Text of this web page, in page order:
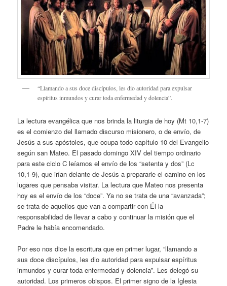
“Llamando a sus doce discípulos, les dio autoridad para expulsar
espíritus inmundos y curar toda enfermedad y dolencia”.
La lectura evangélica que nos brinda la liturgia de hoy (Mt 10,1-7)
es el comienzo del llamado discurso misionero, o de envío, de
Jesús a sus apóstoles, que ocupa todo capítulo 10 del Evangelio
según san Mateo. El pasado domingo XIV del tiempo ordinario
para este ciclo C leíamos el envío de los “setenta y dos” (Lc
10,1-9), que irían delante de Jesús a prepararle el camino en los
lugares que pensaba visitar. La lectura que Mateo nos presenta
hoy es el envío de los “doce”. Ya no se trata de una “avanzada”;
se trata de aquellos que van a compartir con Él la
responsabilidad de llevar a cabo y continuar la misión que el
Padre le había encomendado.
Por eso nos dice la escritura que en primer lugar, “llamando a
sus doce discípulos, les dio autoridad para expulsar espíritus
inmundos y curar toda enfermedad y dolencia”. Les delegó su
autoridad. Los primeros obispos. El primer signo de la Iglesia